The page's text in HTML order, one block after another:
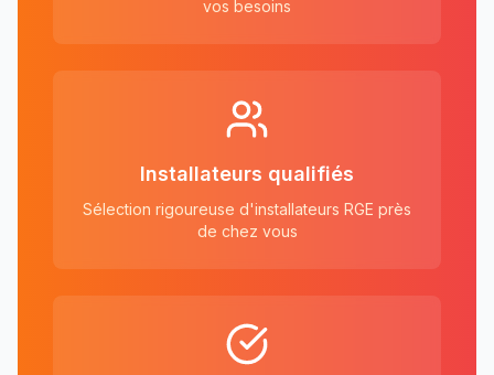
vos besoins
Installateurs qualifiés
Sélection rigoureuse d'installateurs RGE près
de chez vous